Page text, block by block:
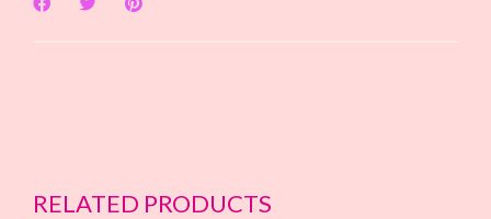
RELATED PRODUCTS